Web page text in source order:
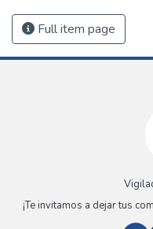
Full item page
¡Te invitamos a dejar tus